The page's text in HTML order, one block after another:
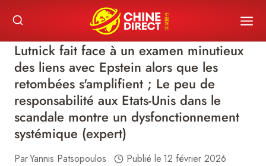
content
Lutnick fait face à un examen minutieux
des liens avec Epstein alors que les
retombées s'amplifient ; Le peu de
responsabilité aux Etats-Unis dans le
scandale montre un dysfonctionnement
systémique (expert)
ParYannis Patsopoulos Publié le 12 février 2026